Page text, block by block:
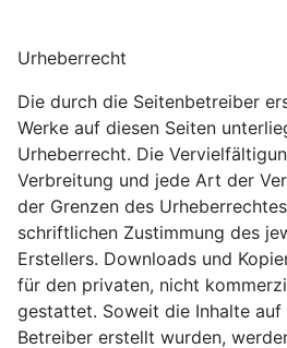
Urheberrecht
Die durch die Seitenbetreiber
Werke auf diesen Seiten
Urheberrecht. Die
Verbreitung und jede Art der
der Grenzen des
schriftlichen Zustimmung des
Erstellers. Downloads und
für den privaten, nicht
gestattet. Soweit die Inhalte
Betreiber erstellt wurden,